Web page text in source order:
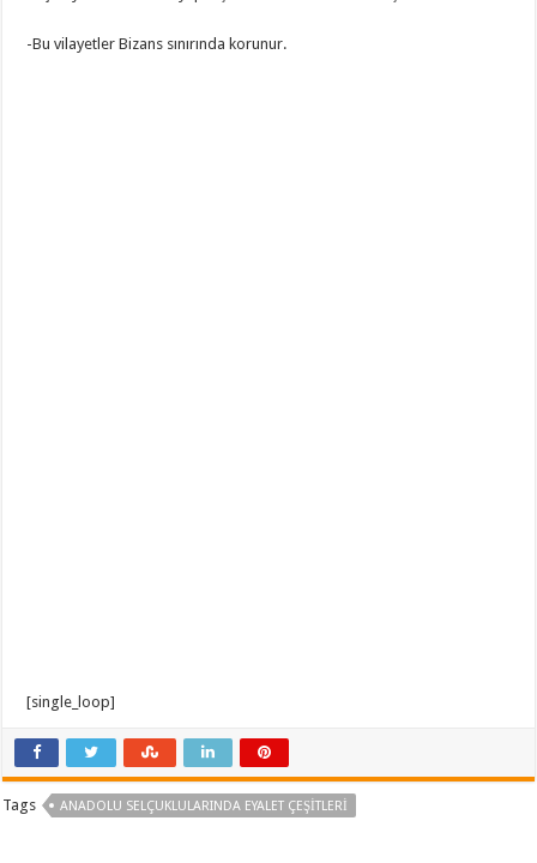
-Bu vilayetler Bizans sınırında korunur.
[single_loop]
Tags ANADOLU SELÇUKLULARINDA EYALET ÇEŞITLERI